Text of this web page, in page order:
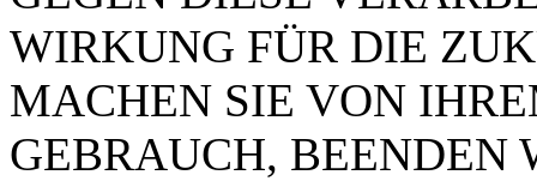
WIRKUNG FÜR DIE
MACHEN SIE VON
GEBRAUCH, BEENDEN